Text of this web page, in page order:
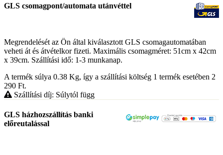
GLS csomagpont/automata utánvéttel
Megrendelését az Ön által kiválasztott GLS csomagautomatában
veheti át és átvételkor fizeti. Maximális csomagméret: 51cm x 42cm
x 39cm. Szállítási idő: 1-3 munkanap.
A termék súlya 0.38 Kg, így a szállítási költség 1 termék esetében 2
290 Ft.
Szállítási díj: Súlytól függ
GLS házhozszállítás banki
előreutalással